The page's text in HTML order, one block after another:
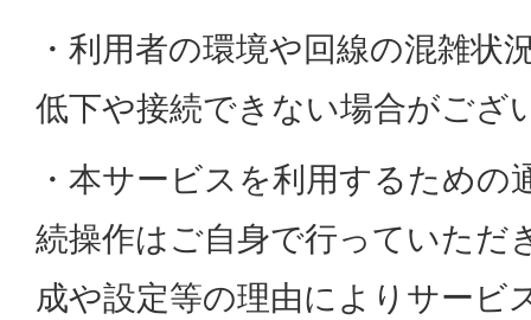
・利用者の環境や回線の混雑状
低下や接続できない場合がござ
・本サービスを利用するための
続操作はご自身で行っていただ
成や設定等の理由によりサービ